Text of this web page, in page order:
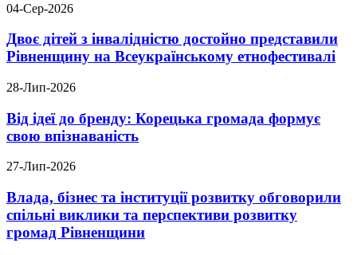
04-Сер-2026
Двоє дітей з інвалідністю достойно представили
Рівненщину на Всеукраїнському етнофестивалі
28-Лип-2026
Від ідеї до бренду: Корецька громада формує
свою впізнаваність
27-Лип-2026
Влада, бізнес та інституції розвитку обговорили
спільні виклики та перспективи розвитку
громад Рівненщини